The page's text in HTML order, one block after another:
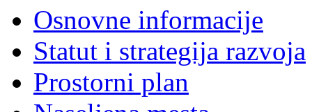
Osnovne informacije
Statut i strategija razvoja
Prostorni plan